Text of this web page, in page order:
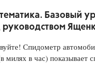
Базовый
Спидометр
милях в час) показывает